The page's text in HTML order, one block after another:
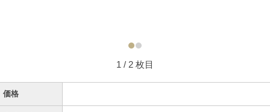
1 / 2 枚目
価格